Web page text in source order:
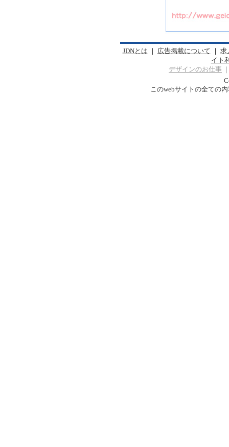
JDNとは ｜ 広告掲載について ｜ 求
イト
デザインのお仕事
このwebサイトの全ての